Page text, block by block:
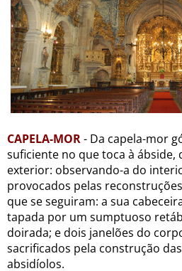
CAPELA-MOR- Da capela-mor
suficiente no que toca à ábside,
exterior: observando-a do
provocados pelas
que se seguiram: a sua
tapada por um sumptuoso
doirada; e dois janelões do
sacrificados pela construção
absidíolos.